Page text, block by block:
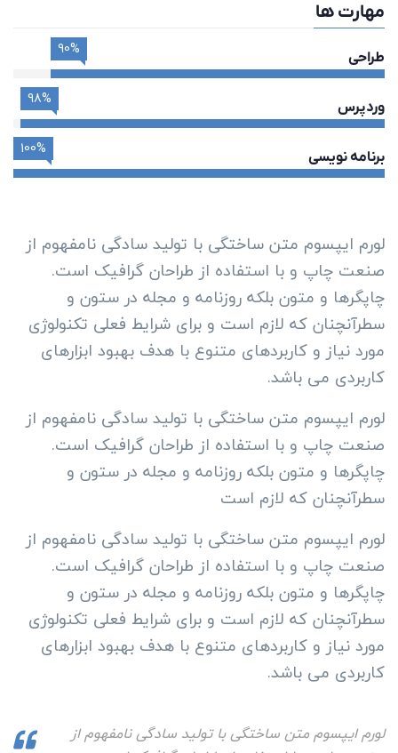
مهارت ها
طراحی 90%
وردپرس 98%
برنامه نویسی 100%
لورم ایپسوم متن ساختگی با تولید سادگی نامفهوم از
صنعت چاپ و با استفاده از طراحان گرافیک است.
چاپگرها و متون بلکه روزنامه و مجله در ستون و
سطرآنچنان که لازم است و برای شرایط فعلی تکنولوژی
مورد نیاز و کاربردهای متنوع با هدف بهبود ابزارهای
کاربردی می باشد.
لورم ایپسوم متن ساختگی با تولید سادگی نامفهوم از
صنعت چاپ و با استفاده از طراحان گرافیک است.
چاپگرها و متون بلکه روزنامه و مجله در ستون و
سطرآنچنان که لازم است
لورم ایپسوم متن ساختگی با تولید سادگی نامفهوم از
صنعت چاپ و با استفاده از طراحان گرافیک است.
چاپگرها و متون بلکه روزنامه و مجله در ستون و
سطرآنچنان که لازم است و برای شرایط فعلی تکنولوژی
مورد نیاز و کاربردهای متنوع با هدف بهبود ابزارهای
کاربردی می باشد.
لورم ایپسوم متن ساختگی با تولید سادگی نامفهوم از